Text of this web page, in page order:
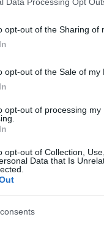
opt-out of the Sharing of
opt-out of the Sale of my
opt-out of processing
opt-out of Collection,
Data that Is
nella sezione
i tuoi
+39 345 356 7512
di GalluraOggi.it